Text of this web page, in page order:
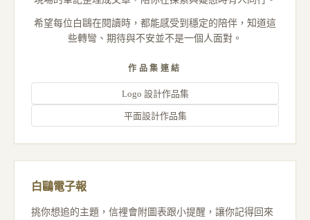
希望每位白鷗在閱讀時，都能感受到穩定的陪伴，知道這
些轉彎、期待與不安並不是一個人面對。
作品集連結
Logo 設計作品集
平面設計作品集
白鷗電子報
挑你想追的主題，信裡會附圖表跟小提醒，讓你記得回來